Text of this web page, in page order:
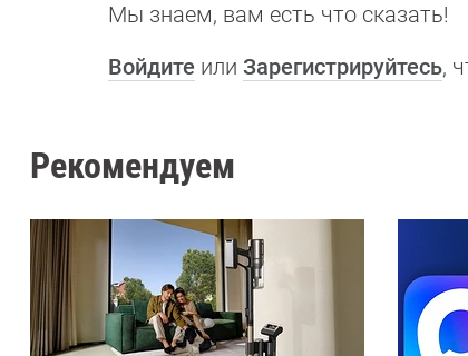
Мы знаем, вам есть что сказать!
Войдите или Зарегистрируйтесь,
Рекомендуем